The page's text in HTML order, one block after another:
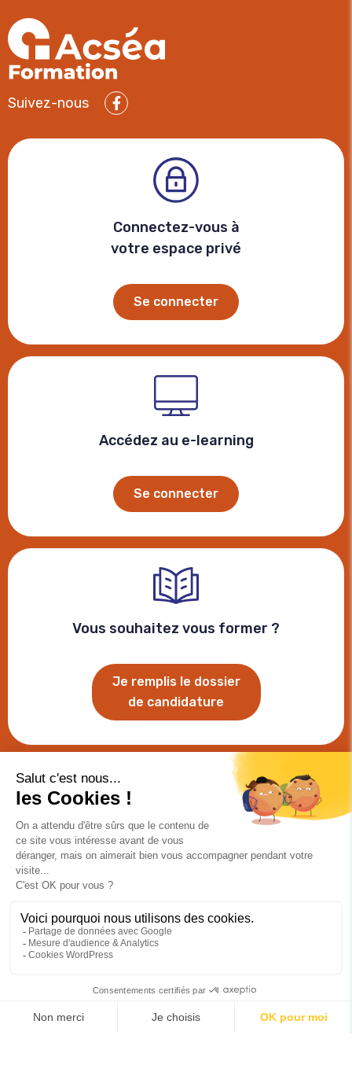
Suivez-nous
Facebook
Connectez-vous à
votre espace privé
Se connecter
Accédez au e-learning
Se connecter
Vous souhaitez vous former ?
Je remplis le dossier
de candidature